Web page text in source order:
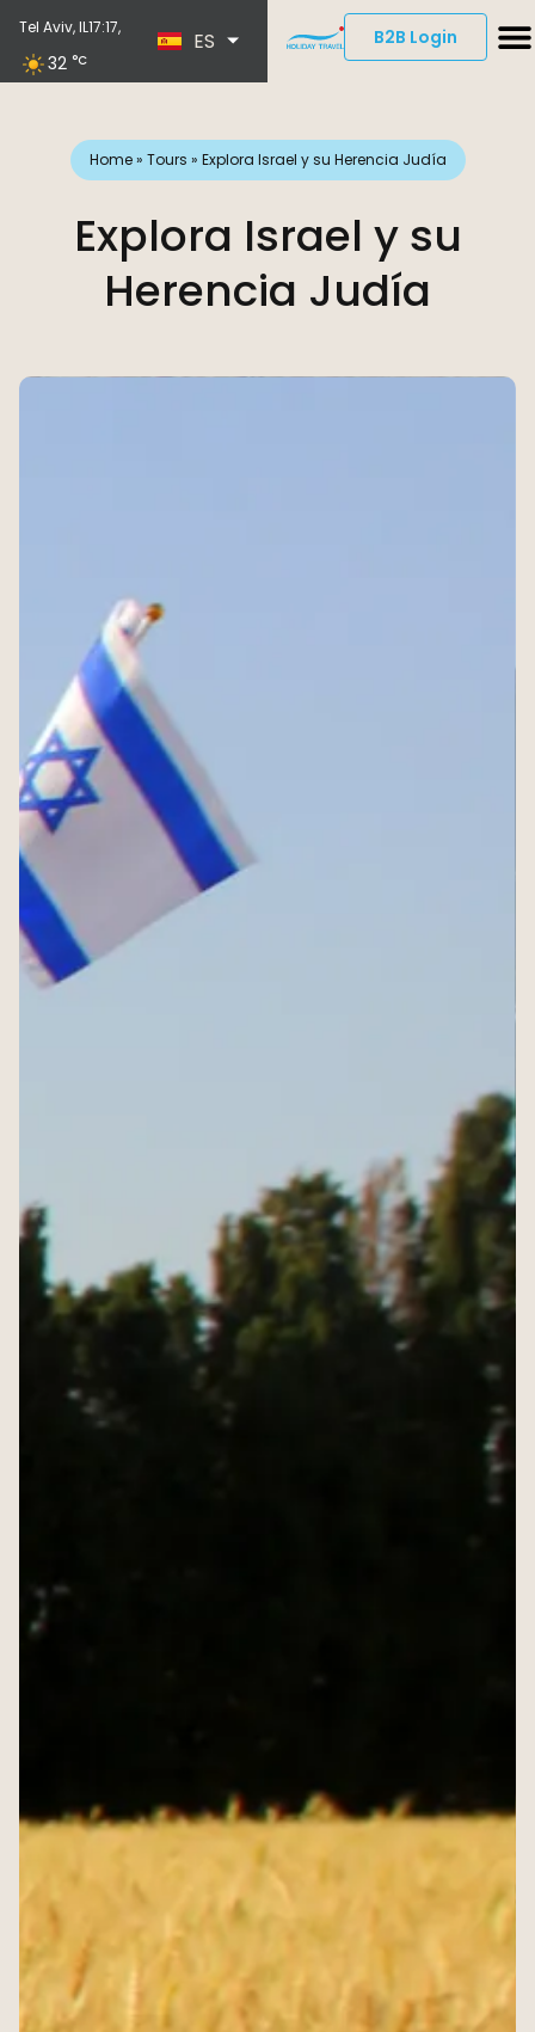
Tel Aviv, IL17:17,
32 °C
ESDE
B2B Login
Home» Tours » Explora Israel y su Herencia Judía
Explora Israel y su
Herencia Judía